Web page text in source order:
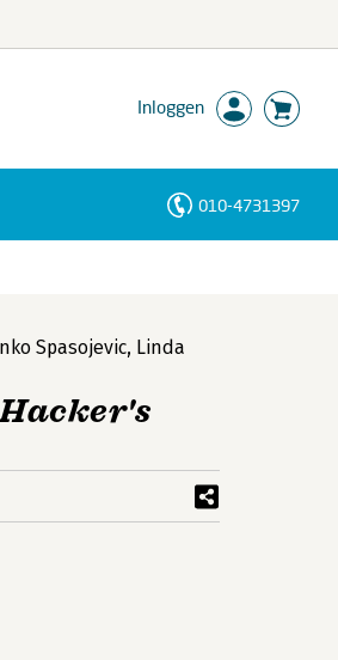
Inloggen
010-4731397
Spasojevic, Linda